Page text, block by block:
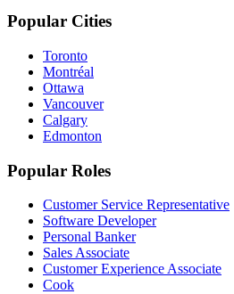
Popular Cities
Toronto
Montréal
Ottawa
Vancouver
Calgary
Edmonton
Popular Roles
Customer Service Representative
Software Developer
Personal Banker
Sales Associate
Customer Experience Associate
Cook